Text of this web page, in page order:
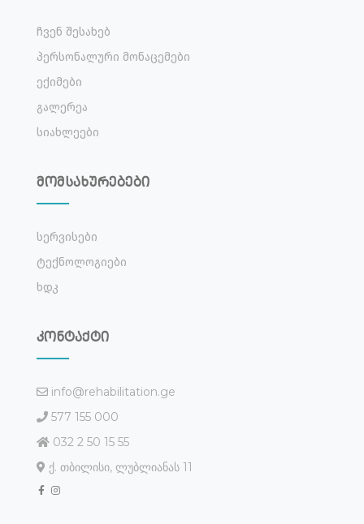
Ჩვენ Შესახებ
Პერსონალური Მონაცემები
Ექიმები
Გალერეა
Სიახლეები
მომსახურებები
Სერვისები
Ტექნოლოგიები
Ხდკ
კონტაქტი
info@rehabilitation.ge
577 155 000
032 2 50 15 55
ქ. თბილისი, ლუბლიანას 11